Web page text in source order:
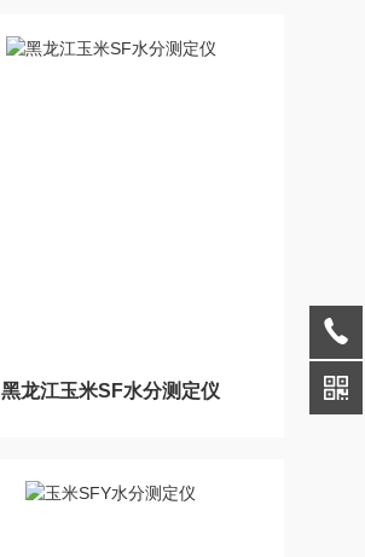
黑龙江玉米SF水分测定仪